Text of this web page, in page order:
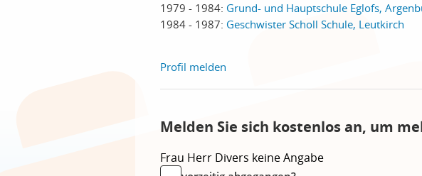
1979 - 1984: Grund- und Hauptschule Eglofs,
1984 - 1987: Geschwister Scholl Schule, Leutkirch
Profil melden
Melden Sie sich kostenlos an, um
Frau Herr Divers keine Angabe